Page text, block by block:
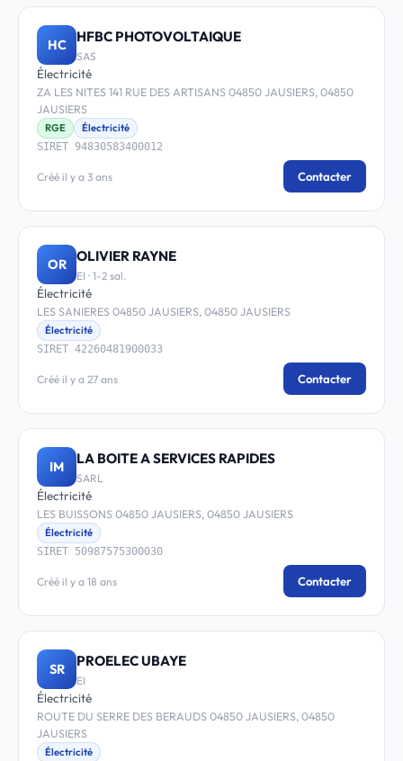
HC HFBC PHOTOVOLTAIQUE
SAS
Électricité
ZA LES NITES 141 RUE DES ARTISANS 04850 JAUSIERS, 04850
JAUSIERS
RGE
Électricité
SIRET 94830583400012
Créé il y a 3 ans Contacter
OR OLIVIER RAYNE
EI · 1-2 sal.
Électricité
LES SANIERES 04850 JAUSIERS, 04850 JAUSIERS
Électricité
SIRET 42260481900033
Créé il y a 27 ans Contacter
IM LA BOITE A SERVICES RAPIDES
SARL
Électricité
LES BUISSONS 04850 JAUSIERS, 04850 JAUSIERS
Électricité
SIRET 50987575300030
Créé il y a 18 ans Contacter
SR PROELEC UBAYE
EI
Électricité
ROUTE DU SERRE DES BERAUDS 04850 JAUSIERS, 04850
JAUSIERS
Électricité